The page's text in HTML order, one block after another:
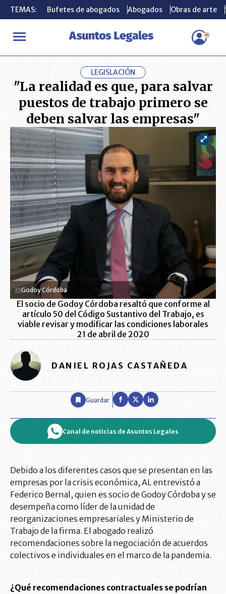
TEMAS: Bufetes de abogados Abogados Obras de arte
INICIO CONSUMIDOR "La realidad es que, para salvar
TEMAS: Bufetes de abogados Abogados Obras de arte
LEGISLACIÓN
"La realidad es que, para salvar
puestos de trabajo primero se
deben salvar las empresas"
Godoy Córdoba
El socio de Godoy Córdoba resaltó que conforme al
artículo 50 del Código Sustantivo del Trabajo, es
viable revisar y modificar las condiciones laborales
21 de abril de 2020
DANIEL ROJAS CASTAÑEDA
Guardar
Canal de noticias de Asuntos Legales
Debido a los diferentes casos que se presentan en las
empresas por la crisis económica, AL entrevistó a
Federico Bernal, quien es socio de Godoy Córdoba y se
desempeña como líder de la unidad de
reorganizaciones empresariales y Ministerio de
Trabajo de la firma. El abogado realizó
recomendaciones sobre la negociación de acuerdos
colectivos e individuales en el marco de la pandemia.
¿Qué recomendaciones contractuales se podrían